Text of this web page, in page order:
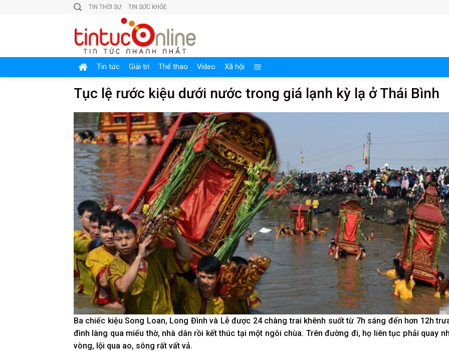
TIN THỜI SỰ TIN SỨC KHỎE
Tin tức Giải trí Thể thao Video Xã hội
Tục lệ rước kiệu dưới nước trong giá lạnh kỳ lạ ở Thái Bình
Ba chiếc kiệu Song Loan, Long Đình và Lễ được 24 chàng trai khênh suốt từ 7h sáng đến hơn 12h
đình làng qua miếu thờ, nhà dân rồi kết thúc tại một ngôi chùa. Trên đường đi, họ liên tục phải quay
vòng, lội qua ao, sông rất vất vả.